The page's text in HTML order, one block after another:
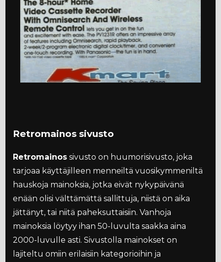
Retromainos sivusto
Retromainos sivusto on huumorisivusto, joka
tarjoaa käyttäjilleen menneiltä vuosikymmeniltä
hauskoja mainoksia, jotka eivät nykypäivänä
enään olisi välttämättä sallittuja, niistä on aika
jättänyt, tai niitä paheksuttaisiin. Vanhoja
mainoksia löytyy ihan 50-luvulta saakka aina
2000-luvulle asti. Sivustolla mainokset on
lajiteltu omiin erilaisiin kategorioihin ja